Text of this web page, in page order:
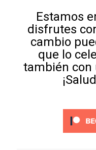
Estamos
disfrutes
cambio
que lo
también con